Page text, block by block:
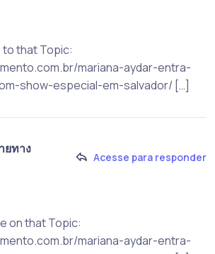
to that Topic:
mariana-aydar-entra-
show-especial-em-salvador/ […]
ยทาง
Acesse para responder
on that Topic:
mariana-aydar-entra-